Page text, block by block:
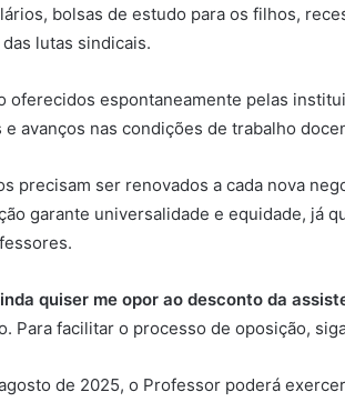
bolsas de estudo para os filhos,
lutas sindicais.
oferecidos espontaneamente pelas
avanços nas condições de trabalho
precisam ser renovados a cada nova
garante universalidade e equidade, já
quiser me opor ao desconto da
Para facilitar o processo de oposição,
de 2025, o Professor poderá